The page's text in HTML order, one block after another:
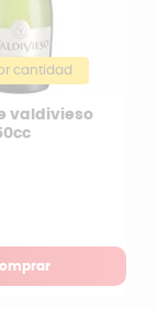
cantidad
valdivieso